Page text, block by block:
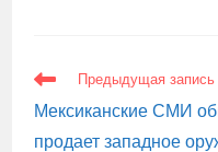
ЕЩЕ
СТАТЬИ
Предыдущая запись
Мексиканские СМИ
продает западное